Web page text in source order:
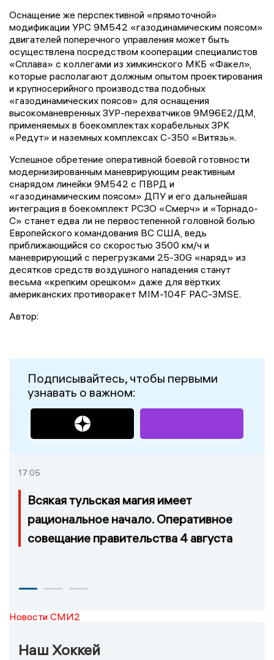
Оснащение же перспективной «прямоточной»
модификации УРС 9М542 «газодинамическим поясом»
двигателей поперечного управления может быть
осуществлена посредством кооперации специалистов
«Сплава» с коллегами из химкинского МКБ «Факел»,
которые располагают должным опытом проектирования
и крупносерийного производства подобных
«газодинамических поясов» для оснащения
высокоманевренных ЗУР-перехватчиков 9М96Е2/ДМ,
применяемых в боекомплектах корабельных ЗРК
«Редут» и наземных комплексах С-350 «Витязь».
Успешное обретение оперативной боевой готовности
модернизированным маневрирующим реактивным
снарядом линейки 9М542 с ПВРД и
«газодинамическим поясом» ДПУ и его дальнейшая
интеграция в боекомплект РСЗО «Смерч» и «Торнадо-
С» станет едва ли не первостепенной головной болью
Европейского командования ВС США, ведь
приближающийся со скоростью 3500 км/ч и
маневрирующий с перегрузками 25-30G «наряд» из
десятков средств воздушного нападения станут
весьма «крепким орешком» даже для вёртких
американских противоракет MIM-104F PAC-3MSE.
Автор:
Подписывайтесь, чтобы первыми
узнавать о важном:
17:05
Всякая тульская магия имеет
рациональное начало. Оперативное
совещание правительства 4 августа
Новости СМИ2
Наш Хоккей